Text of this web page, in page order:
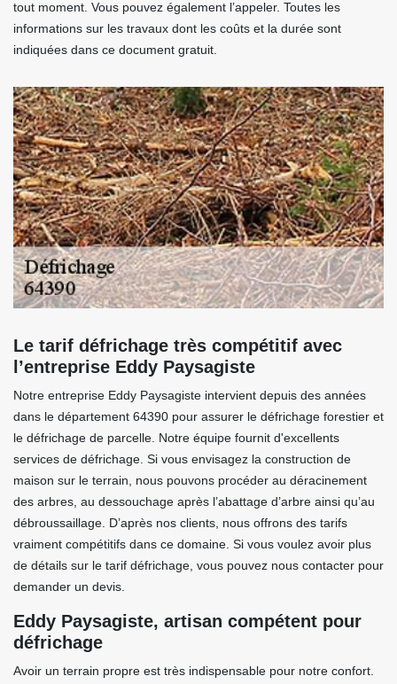
tout moment. Vous pouvez également l’appeler. Toutes les
informations sur les travaux dont les coûts et la durée sont
indiquées dans ce document gratuit.
Le tarif défrichage très compétitif avec
l’entreprise Eddy Paysagiste
Notre entreprise Eddy Paysagiste intervient depuis des années
dans le département 64390 pour assurer le défrichage forestier et
le défrichage de parcelle. Notre équipe fournit d'excellents
services de défrichage. Si vous envisagez la construction de
maison sur le terrain, nous pouvons procéder au déracinement
des arbres, au dessouchage après l’abattage d’arbre ainsi qu’au
débroussaillage. D’après nos clients, nous offrons des tarifs
vraiment compétitifs dans ce domaine. Si vous voulez avoir plus
de détails sur le tarif défrichage, vous pouvez nous contacter pour
demander un devis.
Eddy Paysagiste, artisan compétent pour
défrichage
Avoir un terrain propre est très indispensable pour notre confort.